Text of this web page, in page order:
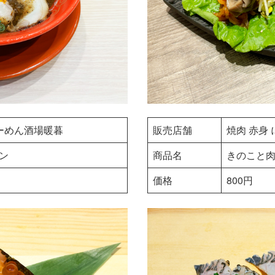
めん酒場暖暮
販売店舗
焼肉 赤身
商品名
きのこと
価格
800円